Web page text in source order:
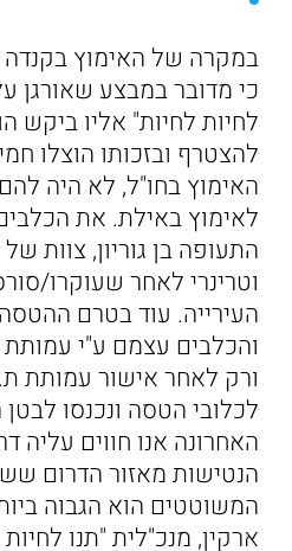
במקרה של האימוץ בקנדה
כי מדובר במבצע שאורגן
לחיות לחיות" אליו ביקש
להצטרף ובזכותו הוצלו
האימוץ בחו"ל, לא היה
לאימוץ באילת. את
התעופה בן גוריון, צוות
וטרינרי לאחר שעוקרו/
העירייה. עוד בטרם
והכלבים עצמם ע"י עמותת
ורק לאחר אישור עמותת
לכלובי הטסה ונכנסו
האחרונה אנו חווים עליה
הנטישות מאזור הדרום
המשוטטים הוא הגבוה
ארקין, מנכ"לית "תנו